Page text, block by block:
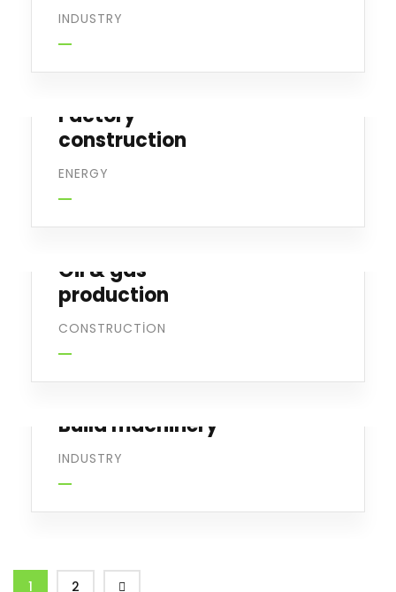
INDUSTRY
Factory
construction
ENERGY
Oil & gas
production
CONSTRUCTION
Build machinery
INDUSTRY
1 2